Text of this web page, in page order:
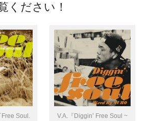
ください！
Soul.
V.A.『Diggin’ Free Soul ~